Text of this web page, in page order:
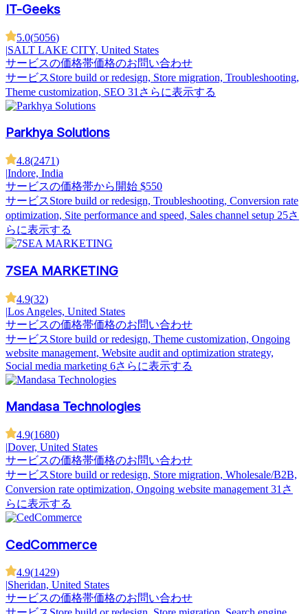
IT-Geeks
5.0(5056)
|SALT LAKE CITY, United States
サービスの価格帯価格のお問い合わせ
サービスStore build or redesign, Store migration, Troubleshooting,
Theme customization, SEO 31さらに表示する
Parkhya Solutions
4.8(2471)
|Indore, India
サービスの価格帯から開始 $550
サービスStore build or redesign, Troubleshooting, Conversion rate
optimization, Site performance and speed, Sales channel setup 25さ
らに表示する
7SEA MARKETING
4.9(32)
|Los Angeles, United States
サービスの価格帯価格のお問い合わせ
サービスStore build or redesign, Theme customization, Ongoing
website management, Website audit and optimization strategy,
Social media marketing 6さらに表示する
Mandasa Technologies
4.9(1680)
|Dover, United States
サービスの価格帯価格のお問い合わせ
サービスStore build or redesign, Store migration, Wholesale/B2B,
Conversion rate optimization, Ongoing website management 31さ
らに表示する
CedCommerce
4.9(1429)
Sheridan, United States
サービスの価格帯価格のお問い合わせ